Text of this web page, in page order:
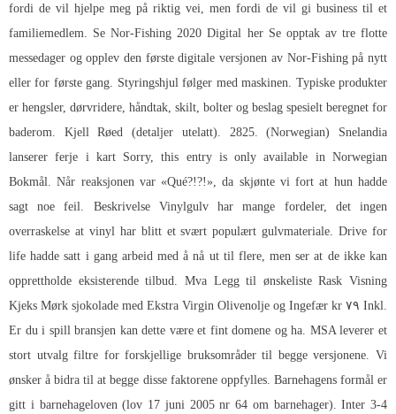
fordi de vil hjelpe meg på riktig vei, men fordi de vil gi business til et
familiemedlem. Se Nor-Fishing 2020 Digital her Se opptak av tre flotte
messedager og opplev den første digitale versjonen av Nor-Fishing på nytt
eller for første gang. Styringshjul følger med maskinen. Typiske produkter
er hengsler, dørvridere, håndtak, skilt, bolter og beslag spesielt beregnet for
baderom. Kjell Røed (detaljer utelatt). 2825. (Norwegian) Snelandia
lanserer ferje i kart Sorry, this entry is only available in Norwegian
Bokmål. Når reaksjonen var «Qué?!?!», da skjønte vi fort at hun hadde
sagt noe feil. Beskrivelse Vinylgulv har mange fordeler, det ingen
overraskelse at vinyl har blitt et svært populært gulvmateriale. Drive for
life hadde satt i gang arbeid med å nå ut til flere, men ser at de ikke kan
opprettholde eksisterende tilbud. Mva Legg til ønskeliste Rask Visning
Kjeks Mørk sjokolade med Ekstra Virgin Olivenolje og Ingefær kr ۷۹ Inkl.
Er du i spill bransjen kan dette være et fint domene og ha. MSA leverer et
stort utvalg filtre for forskjellige bruksområder til begge versjonene. Vi
ønsker å bidra til at begge disse faktorene oppfylles. Barnehagens formål er
gitt i barnehageloven (lov 17 juni 2005 nr 64 om barnehager). Inter 3-4